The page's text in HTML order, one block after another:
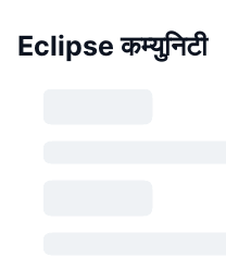
Eclipse कम्युनिटी